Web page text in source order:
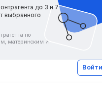
до 3 и 7
выбранного
по
материнским и
Войти